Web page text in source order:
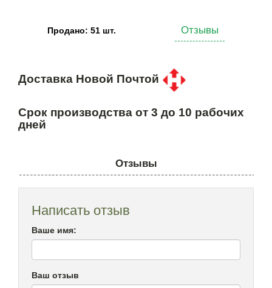
Продано: 51 шт. Отзывы
Доставка Новой Почтой
Срок производства от 3 до 10 рабочих
дней
Отзывы
Написать отзыв
Ваше имя:
Ваш отзыв